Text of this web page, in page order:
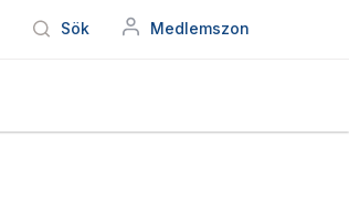
Sök Medlemszon